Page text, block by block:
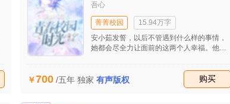
吾心
菁菁校园
15.94万字
安小茹发誓，以后不管遇到什么样的事情，
她都会尽全力让面前的这两个人幸福。他们
的脸庞。安小茹同样看着他，两个人就这样
笑了。三张笑脸映在夕阳下，美得就像是一
700 /五年 独家 有声版权 购买